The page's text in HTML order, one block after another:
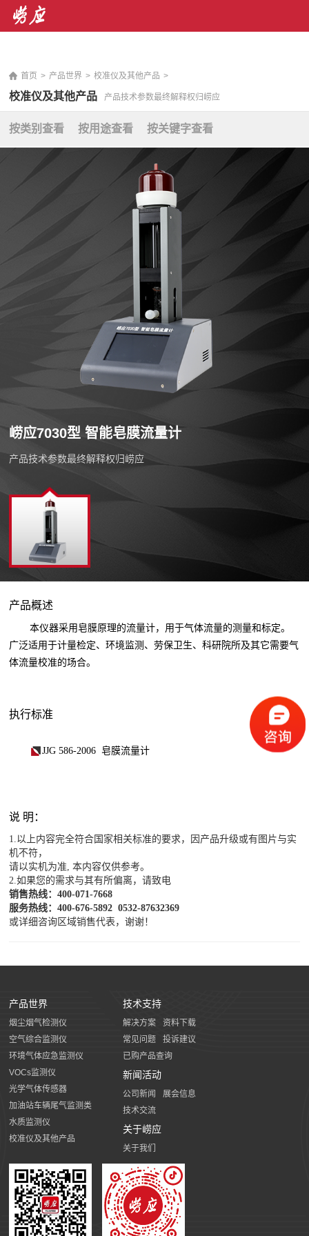
首页 > 产品世界 > 校准仪及其他产品 >
校准仪及其他产品 产品技术参数最终解释权归崂应
按类别查看 按用途查看 按关键字查看
崂应7030型 智能皂膜流量计
产品技术参数最终解释权归崂应
产品概述
本仪器采用皂膜原理的流量计，用于气体流量的测量和标定。
广泛适用于计量检定、环境监测、劳保卫生、科研院所及其它需要气
体流量校准的场合。
执行标准
JJG 586-2006 皂膜流量计
说 明：
1.以上内容完全符合国家相关标准的要求，因产品升级或有图片与实
机不符，
请以实机为准, 本内容仅供参考。
2.如果您的需求与其有所偏离，请致电
销售热线：400-071-7668
服务热线：400-676-5892 0532-87632369
或详细咨询区域销售代表，谢谢！
产品世界
烟尘烟气检测仪
空气综合监测仪
环境气体应急监测仪
VOCs监测仪
光学气体传感器
加油站车辆尾气监测类
水质监测仪
校准仪及其他产品
技术支持
解决方案
资料下载
常见问题
投诉建议
已购产品查询
新闻活动
公司新闻
展会信息
技术交流
关于崂应
关于我们